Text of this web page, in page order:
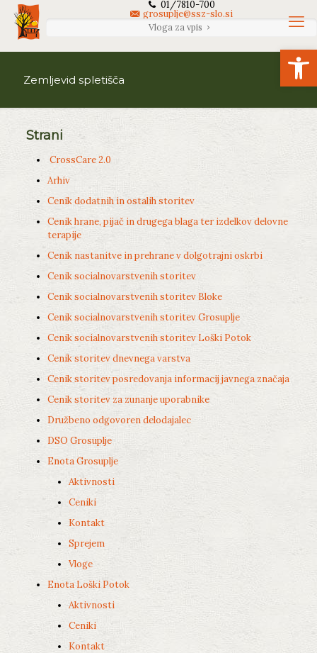
01/7810-700
grosuplje@ssz-slo.si
Vloga za vpis
Zemljevid spletišča
Strani
CrossCare 2.0
Arhiv
Cenik dodatnih in ostalih storitev
Cenik hrane, pijač in drugega blaga ter izdelkov delovne
terapije
Cenik nastanitve in prehrane v dolgotrajni oskrbi
Cenik socialnovarstvenih storitev
Cenik socialnovarstvenih storitev Bloke
Cenik socialnovarstvenih storitev Grosuplje
Cenik socialnovarstvenih storitev Loški Potok
Cenik storitev dnevnega varstva
Cenik storitev posredovanja informacij javnega značaja
Cenik storitev za zunanje uporabnike
Družbeno odgovoren delodajalec
DSO Grosuplje
Enota Grosuplje
Aktivnosti
Ceniki
Kontakt
Sprejem
Vloge
Enota Loški Potok
Aktivnosti
Ceniki
Kontakt